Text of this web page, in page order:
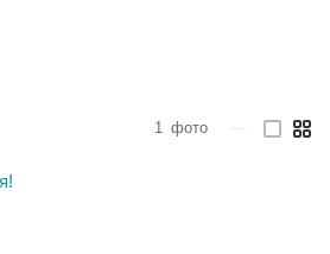
1 фото